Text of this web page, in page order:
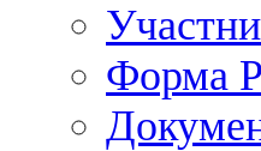
Форма